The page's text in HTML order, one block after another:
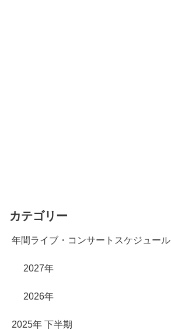
カテゴリー
年間ライブ・コンサートスケジュール
2027年
2026年
2025年 下半期